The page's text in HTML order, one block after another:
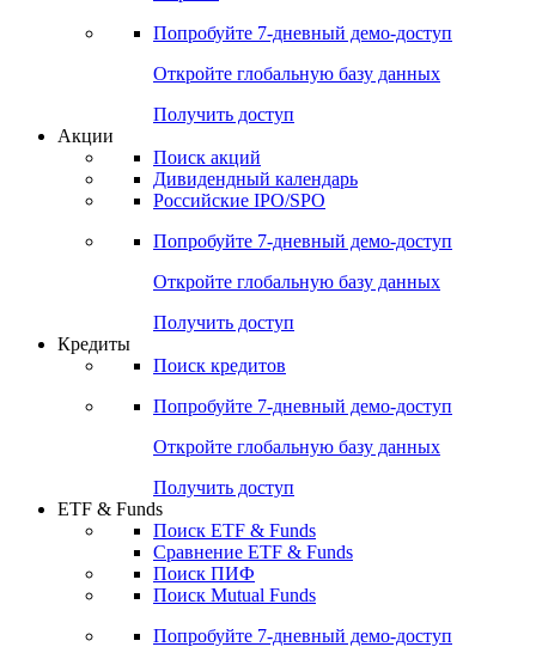
Cbonds Pages
Опросы
Попробуйте7-дневный
Откройте глобальную базу данных
Получить доступ
Поиск акций
Российские IPO/SPO
Попробуйте7-дневный
Откройте глобальную базу данных
Получить доступ
Поиск кредитов
Попробуйте7-дневный
Откройте глобальную базу данных
Получить доступ
ETF & Funds
Сравнение ETF & Funds